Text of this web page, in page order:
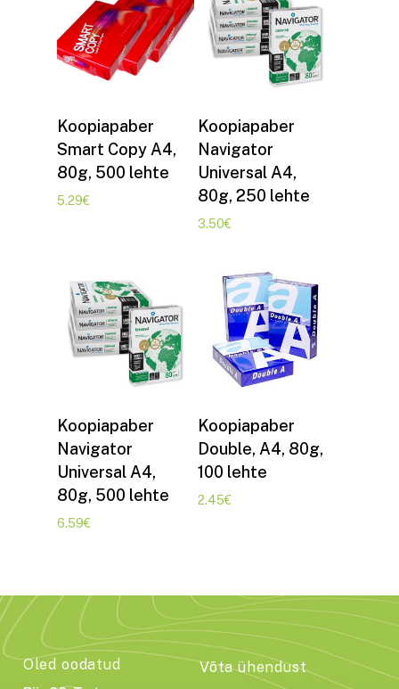
Lisa korvi
Koopiapaber
Smart Copy A4,
80g, 500 lehte
5.29€
Lisa korvi
Koopiapaber
Navigator
Universal A4,
80g, 250 lehte
3.50€
Lisa korvi
Koopiapaber
Navigator
Universal A4,
80g, 500 lehte
6.59€
Lisa korvi
Koopiapaber
Double, A4, 80g,
100 lehte
2.45€
Oled oodatud
Võta ühendust